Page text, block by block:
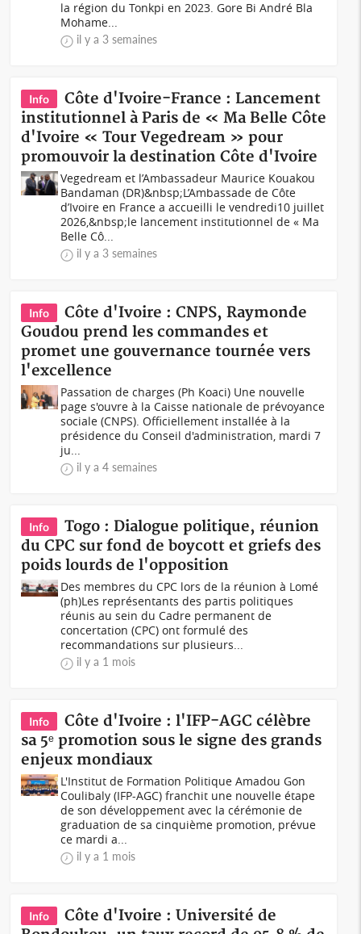
la région du Tonkpi en 2023. Gore Bi André Bla
Mohame...
il y a 3 semaines
Info
Côte d'Ivoire-France : Lancement
institutionnel à Paris de « Ma Belle Côte
d'Ivoire « Tour Vegedream » pour
promouvoir la destination Côte d'Ivoire
Vegedream et l’Ambassadeur Maurice Kouakou
Bandaman (DR)&nbsp;L’Ambassade de Côte
d’Ivoire en France a accueilli le vendredi10 juillet
2026,&nbsp;le lancement institutionnel de « Ma
Belle Cô...
il y a 3 semaines
Info
Côte d'Ivoire : CNPS, Raymonde
Goudou prend les commandes et
promet une gouvernance tournée vers
l'excellence
Passation de charges (Ph Koaci) Une nouvelle
page s'ouvre à la Caisse nationale de prévoyance
sociale (CNPS). Officiellement installée à la
présidence du Conseil d'administration, mardi 7
ju...
il y a 4 semaines
Info
Togo : Dialogue politique, réunion
du CPC sur fond de boycott et griefs des
poids lourds de l'opposition
Des membres du CPC lors de la réunion à Lomé
(ph)Les représentants des partis politiques
réunis au sein du Cadre permanent de
concertation (CPC) ont formulé des
recommandations sur plusieurs...
il y a 1 mois
Info
Côte d'Ivoire : l'IFP-AGC célèbre
sa 5ᵉ promotion sous le signe des grands
enjeux mondiaux
L'Institut de Formation Politique Amadou Gon
Coulibaly (IFP-AGC) franchit une nouvelle étape
de son développement avec la cérémonie de
graduation de sa cinquième promotion, prévue
ce mardi a...
il y a 1 mois
Info
Côte d'Ivoire : Université de